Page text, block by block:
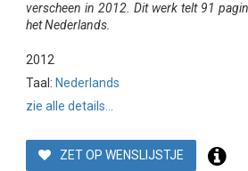
verscheen in 2012. Dit werk telt 91
het Nederlands.
2012
Taal: Nederlands
zie alle details...
ZET OP WENSLIJSTJE